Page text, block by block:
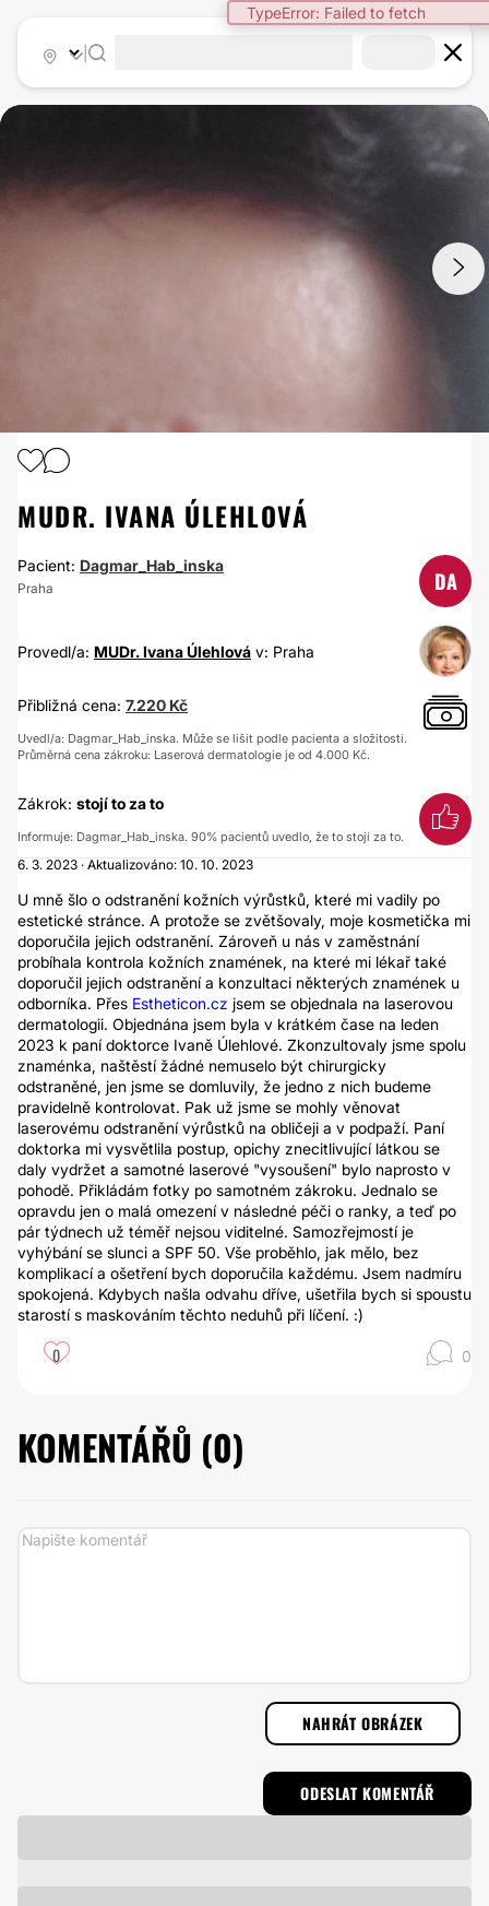
TypeError: Failed to fetch
MUDR. IVANA ÚLEHLOVÁ
Pacient: Dagmar_Hab_inska
Praha DA
Provedl/a: MUDr. Ivana Úlehlová v: Praha
Přibližná cena: 7.220 Kč
Uvedl/a: Dagmar_Hab_inska. Může se lišit podle pacienta a složitosti.
Průměrná cena zákroku: Laserová dermatologie je od 4.000 Kč.
Zákrok: stojí to za to
Informuje: Dagmar_Hab_inska. 90% pacientů uvedlo, že to stojí za to.
6. 3. 2023 · Aktualizováno: 10. 10. 2023
U mně šlo o odstranění kožních výrůstků, které mi vadily po
estetické stránce. A protože se zvětšovaly, moje kosmetička mi
doporučila jejich odstranění. Zároveň u nás v zaměstnání
probíhala kontrola kožních znamének, na které mi lékař také
doporučil jejich odstranění a konzultaci některých znamének u
odborníka. Přes Estheticon.cz jsem se objednala na laserovou
dermatologii. Objednána jsem byla v krátkém čase na leden
2023 k paní doktorce Ivaně Úlehlové. Zkonzultovaly jsme spolu
znaménka, naštěstí žádné nemuselo být chirurgicky
odstraněné, jen jsme se domluvily, že jedno z nich budeme
pravidelně kontrolovat. Pak už jsme se mohly věnovat
laserovému odstranění výrůstků na obličeji a v podpaží. Paní
doktorka mi vysvětlila postup, opichy znecitlivující látkou se
daly vydržet a samotné laserové "vysoušení" bylo naprosto v
pohodě. Přikládám fotky po samotném zákroku. Jednalo se
opravdu jen o malá omezení v následné péči o ranky, a teď po
pár týdnech už téměř nejsou viditelné. Samozřejmostí je
vyhýbání se slunci a SPF 50. Vše proběhlo, jak mělo, bez
komplikací a ošetření bych doporučila každému. Jsem nadmíru
spokojená. Kdybych našla odvahu dříve, ušetřila bych si spoustu
starostí s maskováním těchto neduhů při líčení. :)
0 0
KOMENTÁŘŮ (0)
NAHRÁT OBRÁZEK